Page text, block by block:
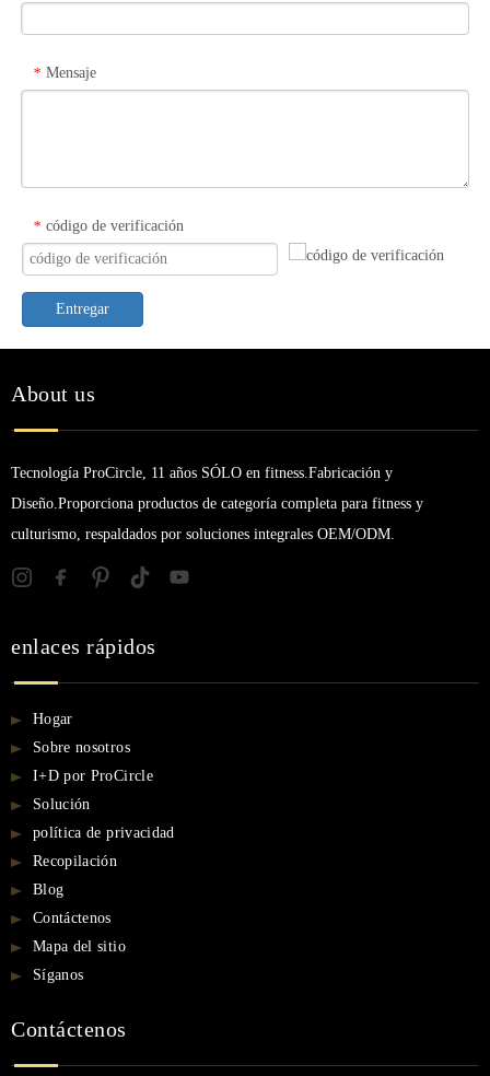
* Mensaje
* código de verificación
Entregar
About us
Tecnología ProCircle, 11 años SÓLO en fitness.Fabricación y
Diseño.Proporciona productos de categoría completa para fitness y
culturismo, respaldados por soluciones integrales OEM/ODM.
enlaces rápidos
Hogar
Sobre nosotros
I+D por ProCircle
Solución
política de privacidad
Recopilación
Blog
Contáctenos
Mapa del sitio
Síganos
Contáctenos